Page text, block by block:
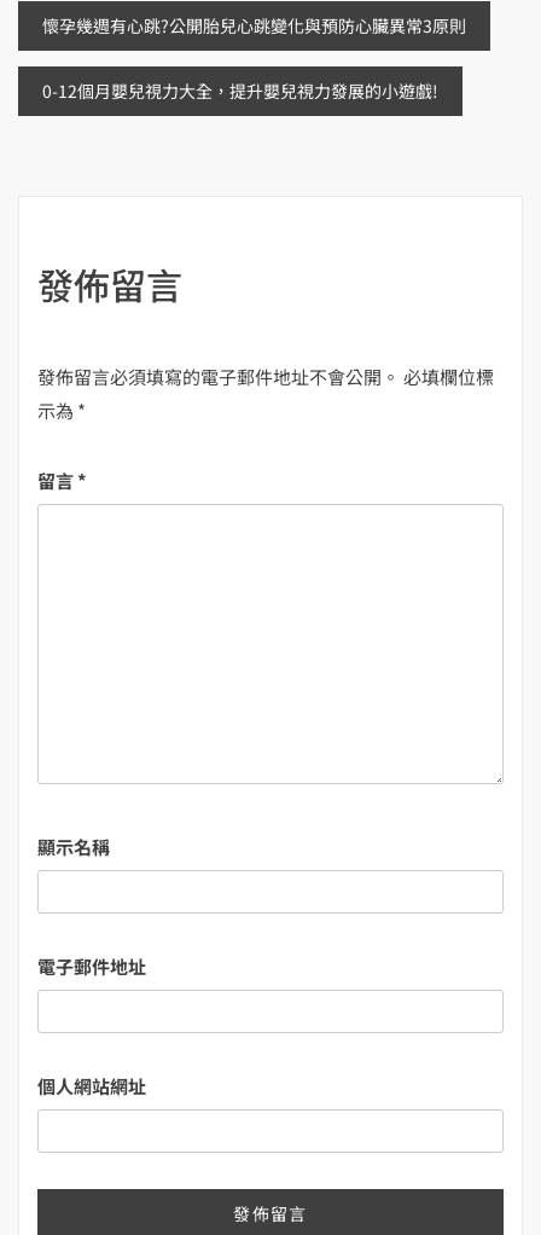
文
章
懷孕幾週有心跳?公開胎兒心跳變化與預防心臟異常3原則
0-12個月嬰兒視力大全，提升嬰兒視力發展的小遊戲!
發佈留言
發佈留言必須填寫的電子郵件地址不會公開。 必填欄位標
示為 *
留言*
顯示名稱
電子郵件地址
個人網站網址